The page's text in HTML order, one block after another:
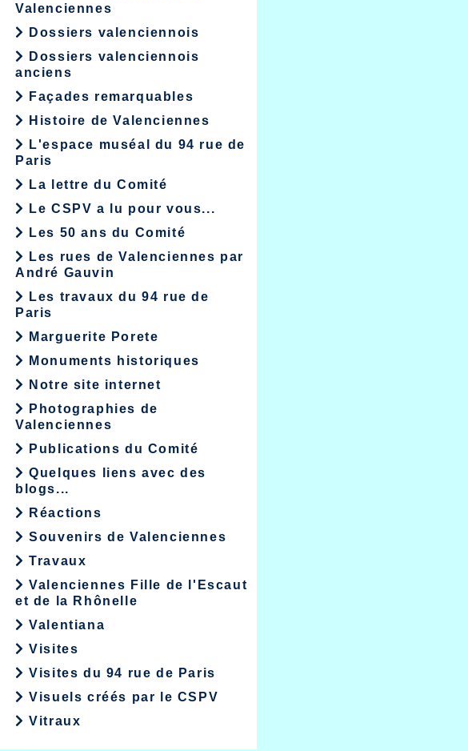
Valenciennes
Dossiers valenciennois
Dossiers valenciennois
anciens
Façades remarquables
Histoire de Valenciennes
L'espace muséal du 94 rue de
Paris
La lettre du Comité
Le CSPV a lu pour vous...
Les 50 ans du Comité
Les rues de Valenciennes par
André Gauvin
Les travaux du 94 rue de
Paris
Marguerite Porete
Monuments historiques
Notre site internet
Photographies de
Valenciennes
Publications du Comité
Quelques liens avec des
blogs...
Réactions
Souvenirs de Valenciennes
Travaux
Valenciennes Fille de l'Escaut
et de la Rhônelle
Valentiana
Visites
Visites du 94 rue de Paris
Visuels créés par le CSPV
Vitraux